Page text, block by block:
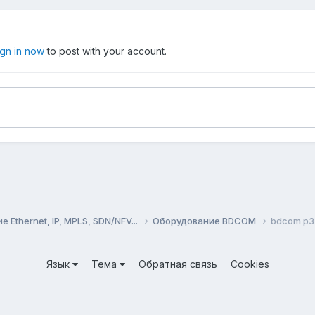
in nowto post with your account.
IP, MPLS, SDN/NFV... Оборудование BDCOM bdcom
Язык Тема Обратная связь Cookies